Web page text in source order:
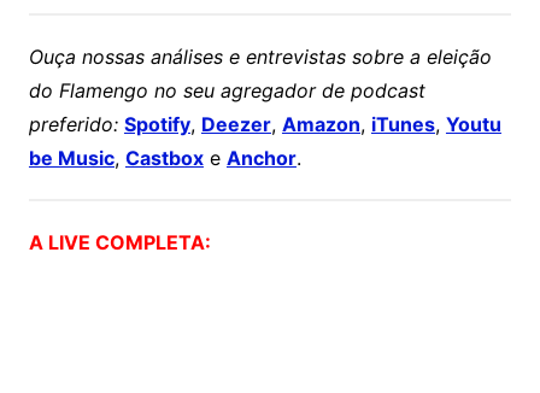
Ouça nossas análises e entrevistas sobre a eleição
do Flamengo no seu agregador de podcast
preferido: Spotify, Deezer, Amazon, iTunes, Youtu
be Music, Castboxe Anchor.
A LIVE COMPLETA: